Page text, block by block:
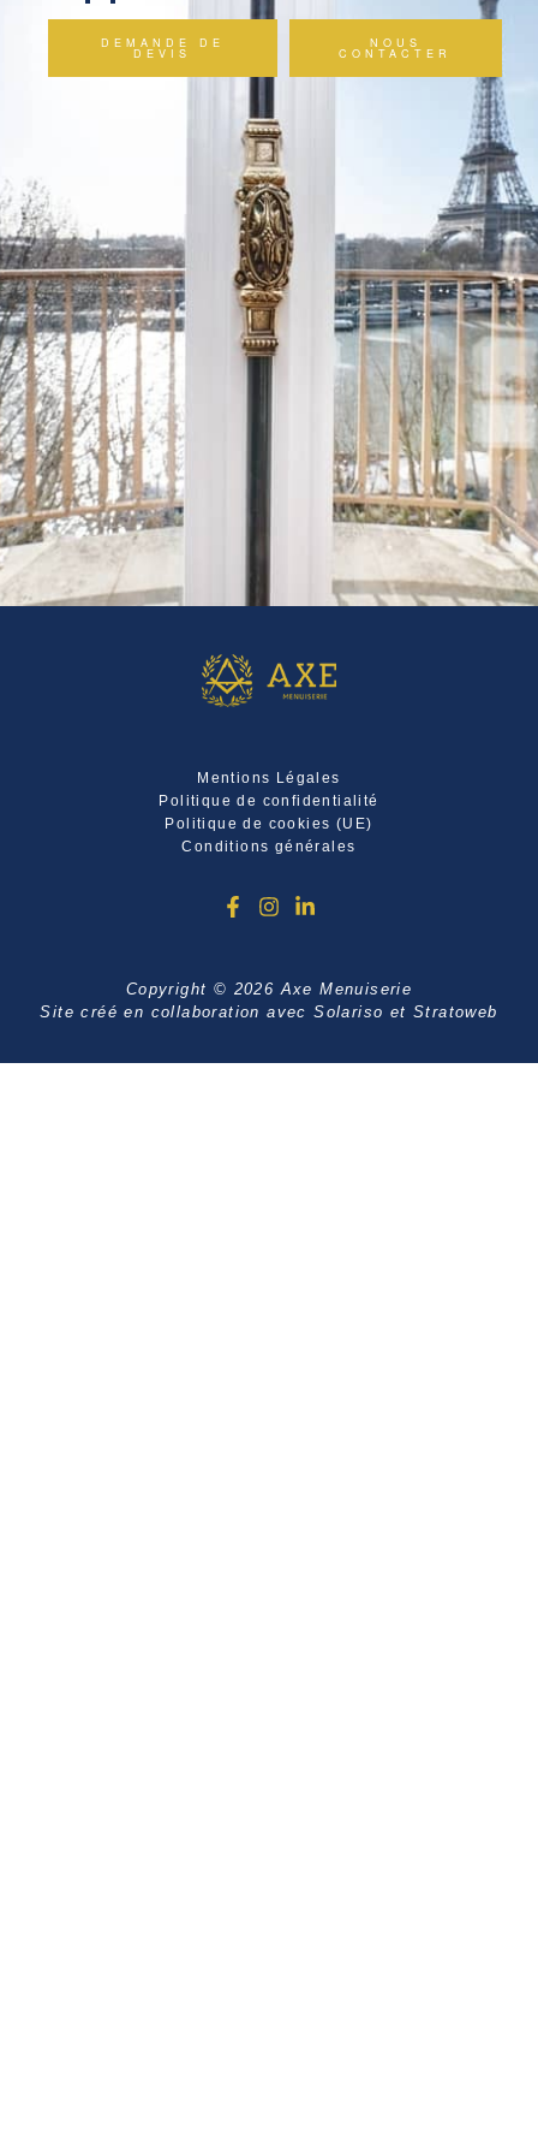
DEMANDE DE
DEVIS
NOUS
CONTACTER
Mentions Légales
Politique de confidentialité
Politique de cookies (UE)
Conditions générales
Copyright © 2026 Axe Menuiserie
Site créé en collaboration avecSolariso et Stratoweb